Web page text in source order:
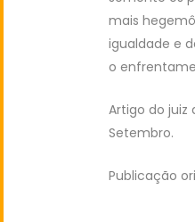
mais
igualdade e
o
Artigo do juiz
Setembro.
Publicação